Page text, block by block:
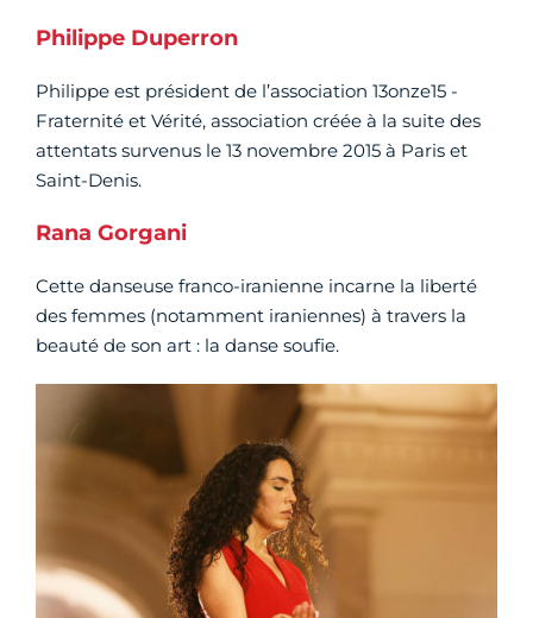
Philippe Duperron
Philippe est président de l’association 13onze15 -
Fraternité et Vérité, association créée à la suite des
attentats survenus le 13 novembre 2015 à Paris et
Saint-Denis.
Rana Gorgani
Cette danseuse franco-iranienne incarne la liberté
des femmes (notamment iraniennes) à travers la
beauté de son art : la danse soufie.